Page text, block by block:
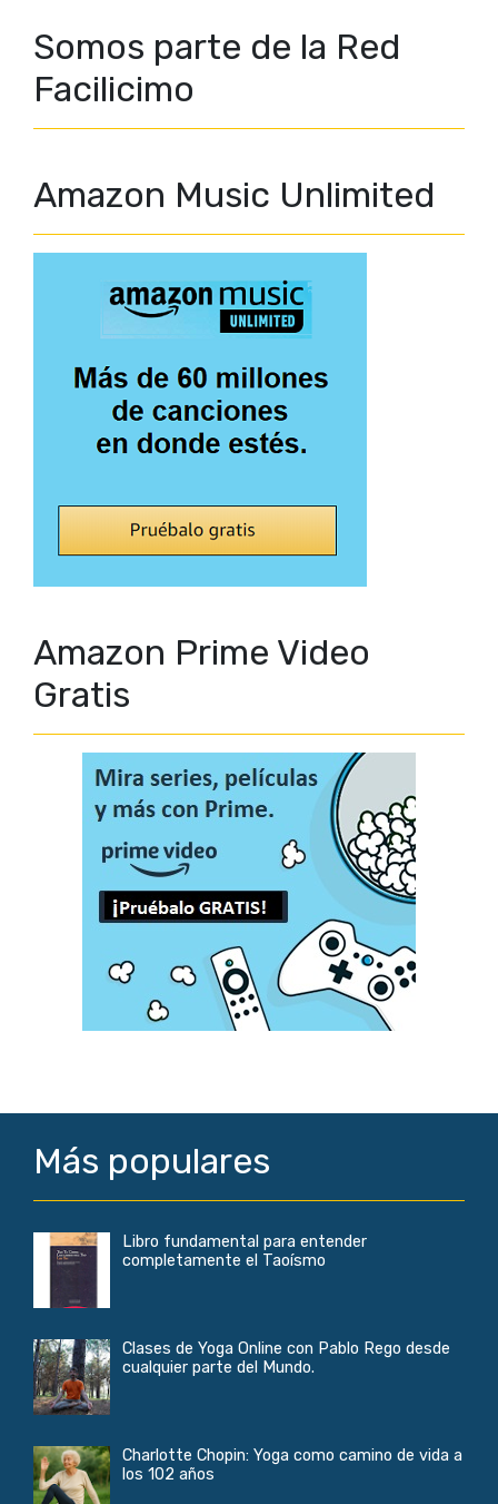
Somos parte de la Red
Facilicimo
Amazon Music Unlimited
Amazon Prime Video
Gratis
Más populares
Libro fundamental para entender
completamente el Taoísmo
Clases de Yoga Online con Pablo Rego desde
cualquier parte del Mundo.
Charlotte Chopin: Yoga como camino de vida a
los 102 años